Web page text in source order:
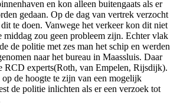
en kon alleen buitengaats als er
gedaan. Op de dag van vertrek verzocht
te doen. Vanwege het verkeer kon dit niet
middag zou geen probleem zijn. Echter vlak
de politie met zes man het schip en werden
naar het bureau in Maassluis. Daar
RCD experts(Roth, van Empelen, Rijsdijk).
de hoogte te zijn van een mogelijk
de politie inlichten als er een verzoek tot